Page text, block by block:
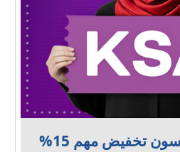
تخفيض مهم 15%